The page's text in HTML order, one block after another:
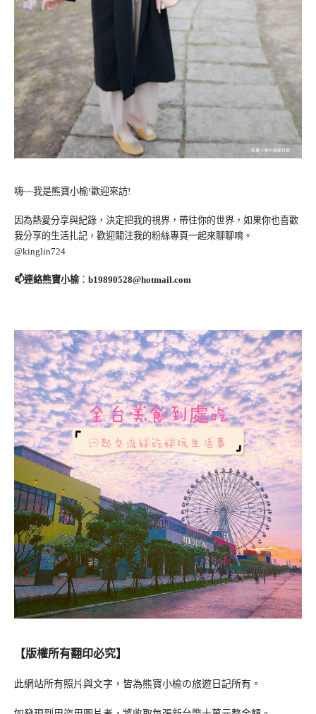
嗨~~我是熊寶小榆!歡迎來訪!
因為熱愛分享與紀錄，決定把我的視界，帶往你的世界，如果你也喜歡
我分享的生活扎記，歡迎關注我的粉絲專頁一起來聊聊唷。
@kinglin724
📫連絡熊寶小榆： b19890528@hotmail.com
【版權所有翻印必究】
此網站所有照片與文字，皆為熊寶小榆の旅遊日記所有。